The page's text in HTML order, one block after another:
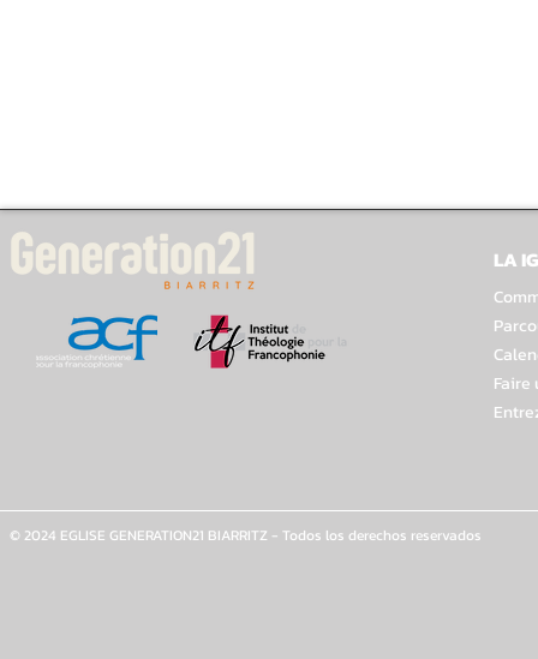
LA
Faire
© 2024 EGLISE GENERATION21 BIARRITZ - Todos los derechos reservados